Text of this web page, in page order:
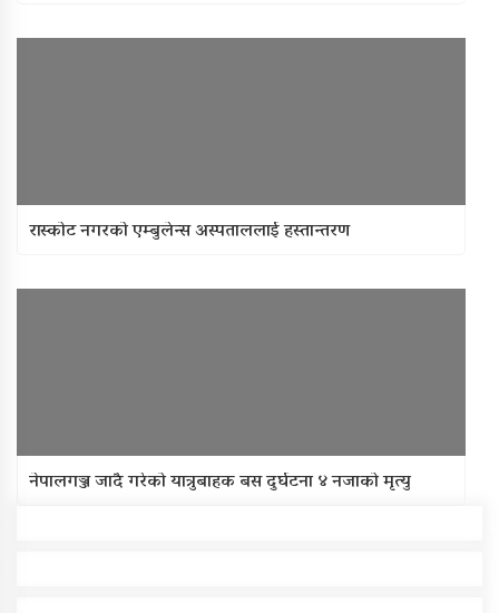
रास्कोट नगरको एम्बुलेन्स अस्पताललाई हस्तान्तरण
नेपालगञ्ज जादै गरेको यात्रुबाहक बस दुर्घटना ४ नजाको मृत्यु